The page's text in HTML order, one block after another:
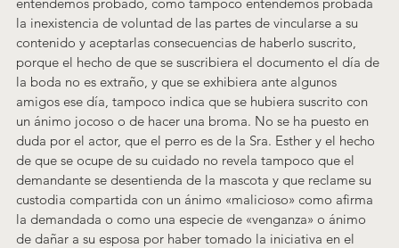
la inexistencia de voluntad de las partes de vincularse a su
contenido y aceptarlas consecuencias de haberlo suscrito,
porque el hecho de que se suscribiera el documento el día de
la boda no es extraño, y que se exhibiera ante algunos
amigos ese día, tampoco indica que se hubiera suscrito con
un ánimo jocoso o de hacer una broma. No se ha puesto en
duda por el actor, que el perro es de la Sra. Esther y el hecho
de que se ocupe de su cuidado no revela tampoco que el
demandante se desentienda de la mascota y que reclame su
custodia compartida con un ánimo «malicioso» como afirma
la demandada o como una especie de «venganza» o ánimo
de dañar a su esposa por haber tomado la iniciativa en el